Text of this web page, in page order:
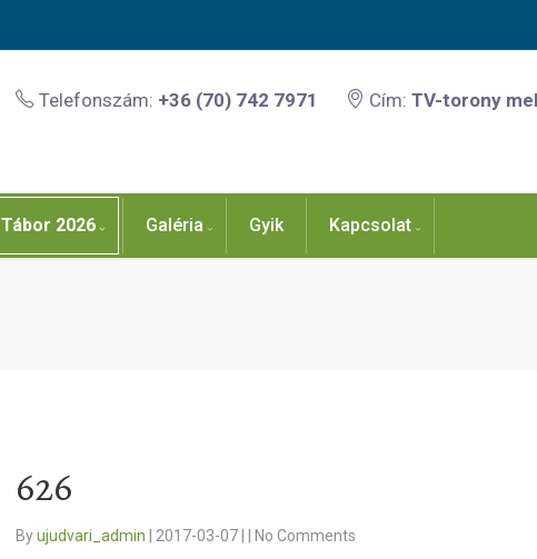
Telefonszám: +36 (70) 742 7971 Cím: TV-torony
Tábor 2026 Galéria Gyik Kapcsolat
626
Byujudvari_admin 2017-03-07 No Comments